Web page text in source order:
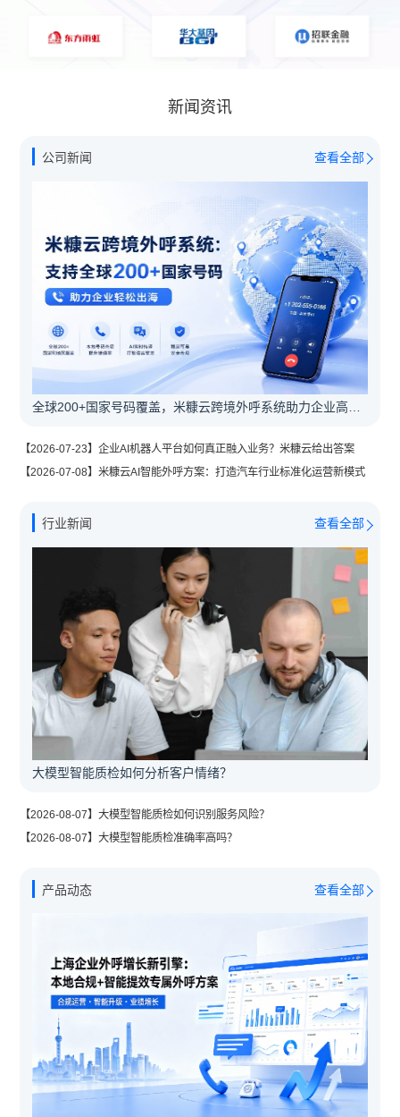
新闻资讯
公司新闻 查看全部
【2026-07-23】企业AI机器人平台如何真正融入业务？米糠云给出答案
【2026-07-08】米糠云AI智能外呼方案：打造汽车行业标准化运营新模式
行业新闻 查看全部
大模型智能质检如何分析客户情绪？
【2026-08-07】大模型智能质检如何识别服务风险？
【2026-08-07】大模型智能质检准确率高吗？
产品动态 查看全部